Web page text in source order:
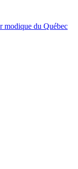
modique du Québec